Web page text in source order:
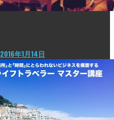
2016年1月14日